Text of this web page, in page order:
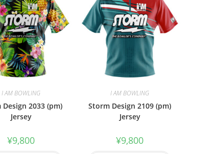
I AM BOWLING
2033 (pm)
Jersey
¥9,800
I AM BOWLING
Storm Design 2109 (pm)
Jersey
¥9,800